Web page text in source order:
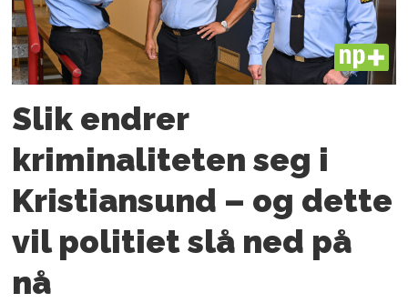
PLUS
Slik endrer
kriminaliteten seg i
Kristiansund – og dette
vil politiet slå ned på
nå